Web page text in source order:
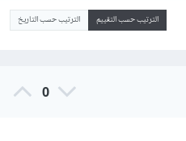
الترتيب حسب التقييم الترتيب حسب التاريخ
0